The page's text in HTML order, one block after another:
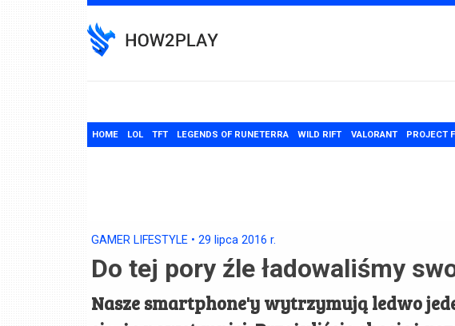
to
content
HOME LOL TFT LEGENDS OF RUNETERRA WILD RIFT VALORANT PROJECT F
GAMER LIFESTYLE • 29 lipca 2016 r.
Do tej pory źle ładowaliśmy
Nasze smartphone'y wytrzymują ledwo